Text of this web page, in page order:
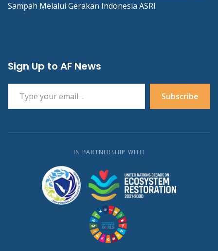
Sampah Melalui Gerakan Indonesia ASRI
Sign Up to AF News
Type your email…
Subscribe
IN PARTNERSHIP WITH